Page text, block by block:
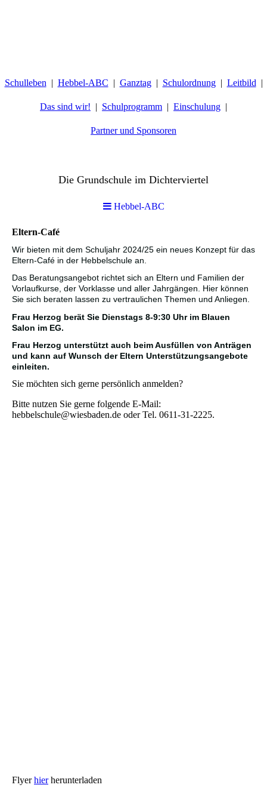
Schulleben Hebbel-ABC Ganztag Schulordnung Leitbild
Das sind wir! Schulprogramm Einschulung
Partner und Sponsoren
Die Grundschule im Dichterviertel
Hebbel-ABC
Eltern-Café
Wir bieten mit dem Schuljahr 2024/25 ein neues Konzept für das
Eltern-Café in der Hebbelschule an.
Das Beratungsangebot richtet sich an Eltern und Familien der
Vorlaufkurse, der Vorklasse und aller Jahrgängen. Hier können
Sie sich beraten lassen zu vertraulichen Themen und Anliegen.
Frau Herzog berät Sie Dienstags 8-9:30 Uhr im Blauen
Salon im EG.
Frau Herzog unterstützt auch beim Ausfüllen von Anträgen
und kann auf Wunsch der Eltern Unterstützungsangebote
einleiten.
Sie möchten sich gerne persönlich anmelden?
Bitte nutzen Sie gerne folgende E-Mail:
hebbelschule@wiesbaden.de oder Tel. 0611-31-2225.
Flyerhierherunterladen